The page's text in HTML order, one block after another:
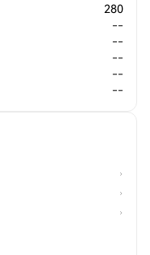
280
--
--
--
--
--